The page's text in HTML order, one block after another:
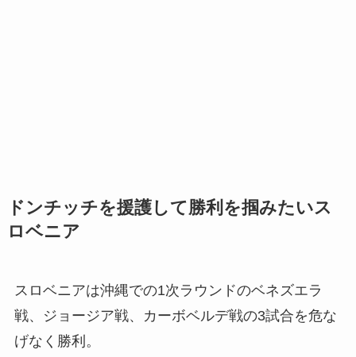
ドンチッチを援護して勝利を掴みたいス
ロベニア
スロベニアは沖縄での1次ラウンドのベネズエラ
戦、ジョージア戦、カーボベルデ戦の3試合を危な
げなく勝利。